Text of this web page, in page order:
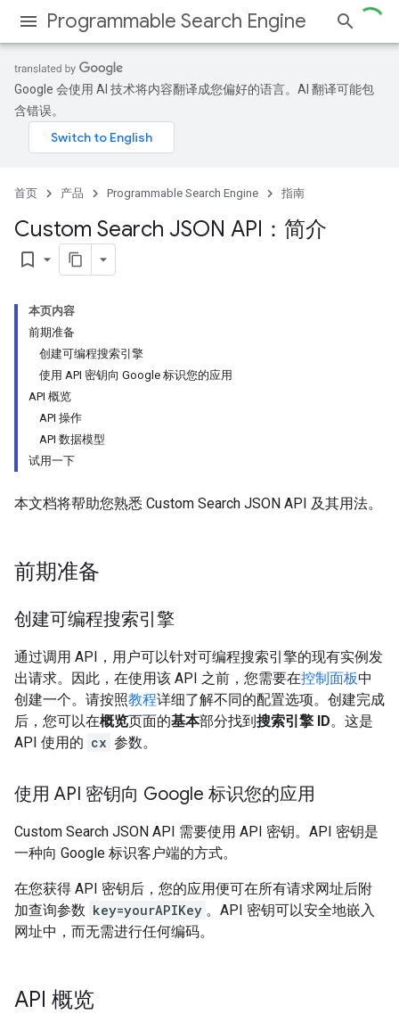
Programmable Search Engine
Google 会使用 AI 技术将内容翻译成您偏好的语言。AI 翻译可能包
含错误。
首页 产品 Programmable Search Engine 指南
Custom Search JSON API：简介
bookmark_border
本页内容
前期准备
创建可编程搜索引擎
使用 API 密钥向 Google 标识您的应用
API 概览
API 操作
API 数据模型
试用一下
本文档将帮助您熟悉 Custom Search JSON API 及其用法。
前期准备
创建可编程搜索引擎
通过调用 API，用户可以针对可编程搜索引擎的现有实例发
出请求。因此，在使用该 API 之前，您需要在控制面板中
创建一个。请按照教程详细了解不同的配置选项。创建完成
后，您可以在概览页面的基本部分找到搜索引擎 ID。这是
API 使用的 cx 参数。
使用 API 密钥向 Google 标识您的应用
Custom Search JSON API 需要使用 API 密钥。API 密钥是
一种向 Google 标识客户端的方式。
在您获得 API 密钥后，您的应用便可在所有请求网址后附
加查询参数 key=yourAPIKey 。API 密钥可以安全地嵌入
网址中，而无需进行任何编码。
API 概览